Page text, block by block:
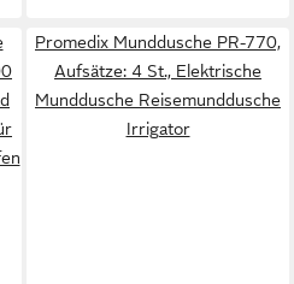
Promedix Munddusche PR-770,
Aufsätze: 4 St., Elektrische
Munddusche Reisemunddusche
Irrigator